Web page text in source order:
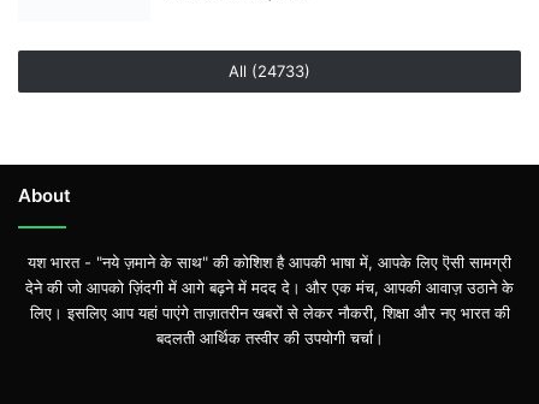
All (24733)
About
यश भारत - "नये ज़माने के साथ" की कोशिश है आपकी भाषा में, आपके लिए ऎसी सामग्री
देने की जो आपको ज़िंदगी में आगे बढ़ने में मदद दे। और एक मंच, आपकी आवाज़ उठाने के
लिए। इसलिए आप यहां पाएंगे ताज़ातरीन खबरों से लेकर नौकरी, शिक्षा और नए भारत की
बदलती आर्थिक तस्वीर की उपयोगी चर्चा।